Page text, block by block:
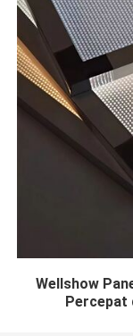
Wellshow
Percepat